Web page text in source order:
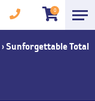
0
›Sunforgettable Total